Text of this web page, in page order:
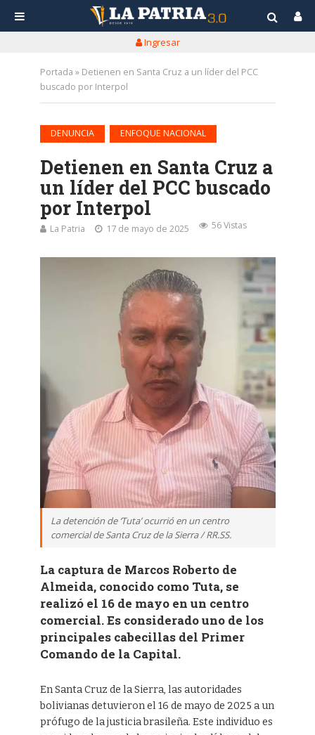
Ingresar
Portada » Detienen en Santa Cruz a un líder del PCC
buscado por Interpol
DENUNCIA ENFOQUE NACIONAL
Detienen en Santa Cruz a
un líder del PCC buscado
por Interpol
La Patria 17 de mayo de 2025 56 Vistas
La detención de ‘Tuta’ ocurrió en un centro
comercial de Santa Cruz de la Sierra / RR.SS.
La captura de Marcos Roberto de
Almeida, conocido como Tuta, se
realizó el 16 de mayo en un centro
comercial. Es considerado uno de los
principales cabecillas del Primer
Comando de la Capital.
En Santa Cruz de la Sierra, las autoridades
bolivianas detuvieron el 16 de mayo de 2025 a un
prófugo de la justicia brasileña. Este individuo es